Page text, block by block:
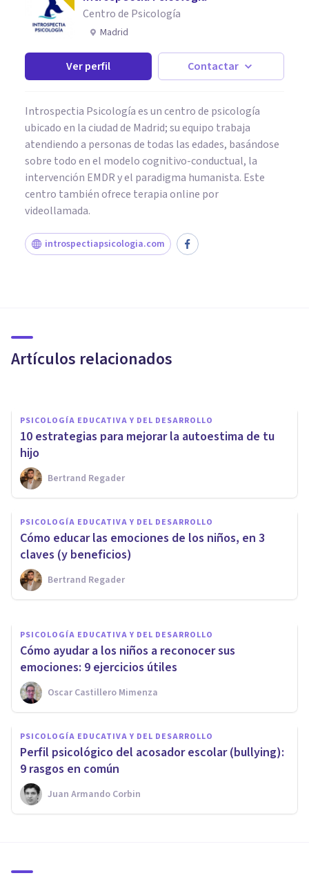
Centro de Psicología
Madrid
Ver perfil Contactar
Introspectia Psicología es un centro de psicología
ubicado en la ciudad de Madrid; su equipo trabaja
atendiendo a personas de todas las edades, basándose
sobre todo en el modelo cognitivo-conductual, la
intervención EMDR y el paradigma humanista. Este
centro también ofrece terapia online por
videollamada.
introspectiapsicologia.com
Artículos relacionados
hijo
PSICOLOGÍA EDUCATIVA Y DEL DESARROLLO
10 estrategias para mejorar la autoestima de tu
hijo
Bertrand Regader
PSICOLOGÍA EDUCATIVA Y DEL DESARROLLO
Cómo educar las emociones de los niños, en 3
claves (y beneficios)
Bertrand Regader
PSICOLOGÍA EDUCATIVA Y DEL DESARROLLO
Trastorno de oposición
desafiante (TOD) en niños:
causas y síntomas
Bertrand Regader
PSICOLOGÍA EDUCATIVA Y DEL DESARROLLO
Cómo ayudar a los niños a reconocer sus
emociones: 9 ejercicios útiles
Oscar Castillero Mimenza
PSICOLOGÍA EDUCATIVA Y DEL DESARROLLO
Perfil psicológico del acosador escolar (bullying):
9 rasgos en común
Juan Armando Corbin